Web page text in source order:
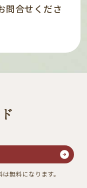
問合せくださ
無料になります。